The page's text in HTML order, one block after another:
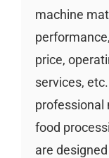
machine
price,
services,
professional
food
are